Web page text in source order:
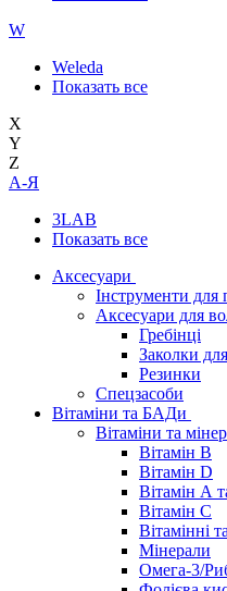
W
Weleda
Показать все
X
Y
Z
А-Я
3LAB
Показать все
Аксесуари
Інструменти
Аксесуари для
Гребінці
Заколки
Резинки
Спецзасоби
Вітаміни та БАДи
Вітаміни та
Вітамін B
Вітамін D
Вітамін А
Вітамін С
Вітамінні
Мінерали
Омега-3/